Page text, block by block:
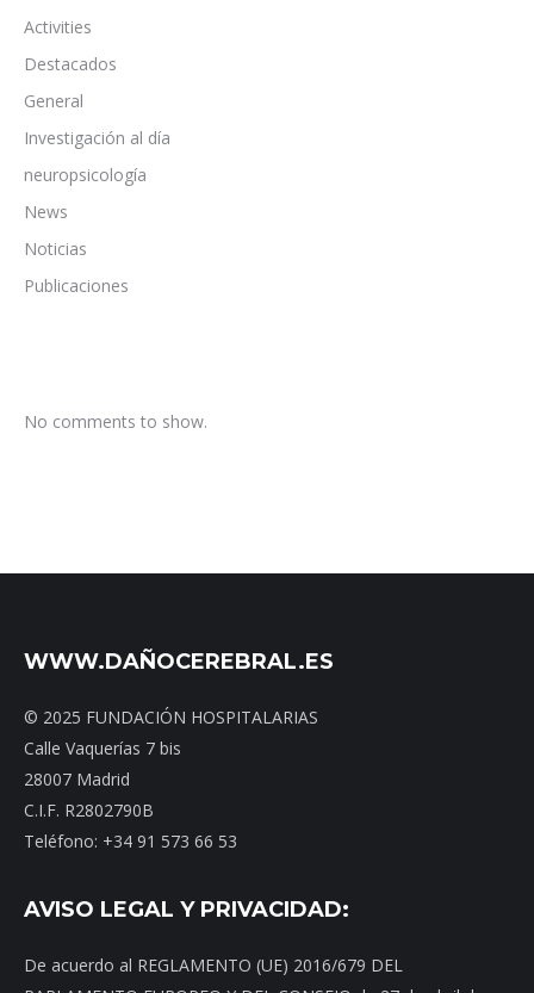
Activities
Destacados
General
Investigación al día
neuropsicología
News
Noticias
Publicaciones
No comments to show.
WWW.DAÑOCEREBRAL.ES
© 2025 FUNDACIÓN HOSPITALARIAS
Calle Vaquerías 7 bis
28007 Madrid
C.I.F. R2802790B
Teléfono: +34 91 573 66 53
AVISO LEGAL Y PRIVACIDAD:
De acuerdo al REGLAMENTO (UE) 2016/679 DEL